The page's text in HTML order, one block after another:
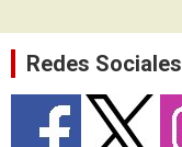
Redes Sociales